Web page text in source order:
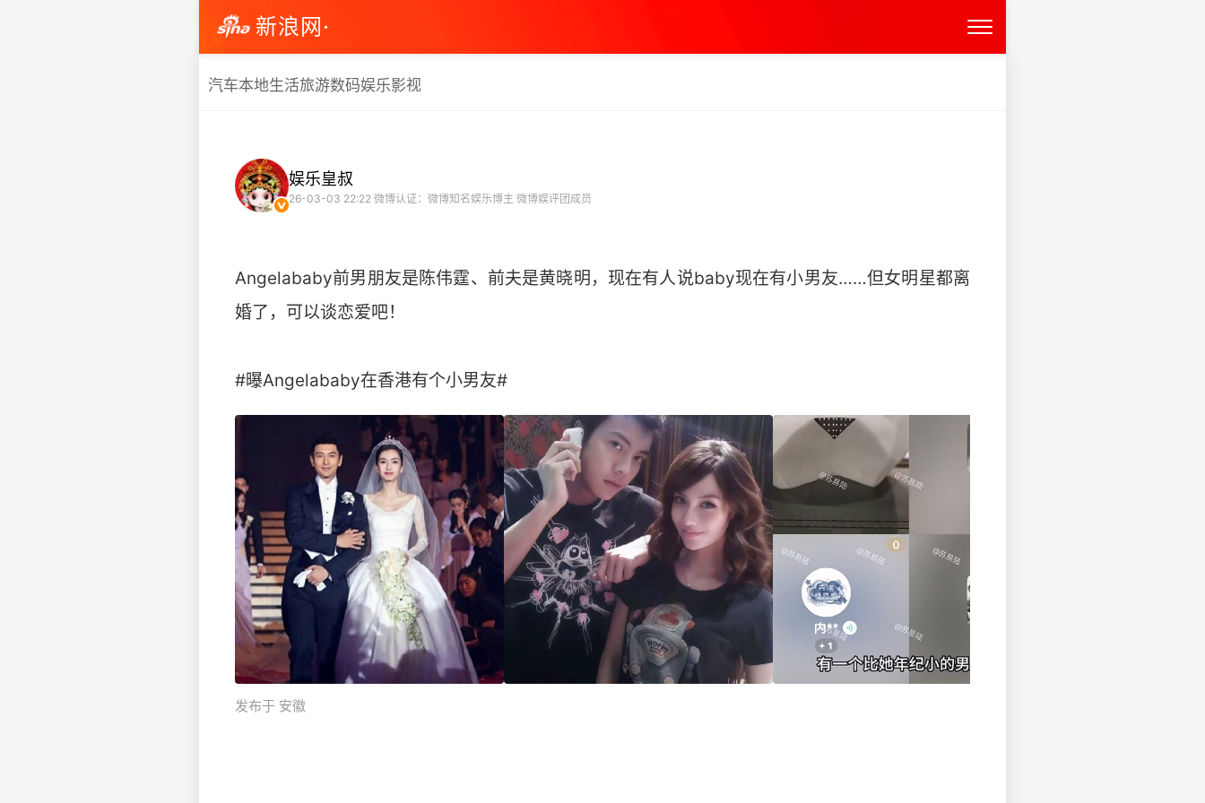
新浪网·
汽车本地生活旅游数码娱乐影视
娱乐皇叔
26-03-03 22:22 微博认证：微博知名娱乐博主 微博娱评团成员
Angelababy前男朋友是陈伟霆、前夫是黄晓明，现在有人说baby现在有小男友……但女明星都离
婚了，可以谈恋爱吧！
#曝Angelababy在香港有个小男友# ​
发布于 安徽